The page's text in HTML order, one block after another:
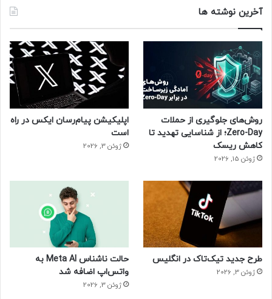
آخرین نوشته ها
روش‌های جلوگیری از حملات
Zero-Day؛ از شناسایی تهدید تا
کاهش ریسک
ژوئن 15, 2026
اپلیکیشن پیام‌رسان ایکس در راه
است
ژوئن 3, 2026
طرح جدید تیک‌تاک در انگلیس
ژوئن 3, 2026
حالت ناشناس Meta AI به
واتس‌اپ اضافه شد
ژوئن 3, 2026